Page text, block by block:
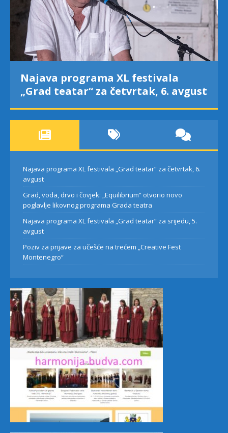
Najava programa XL festivala
„Grad teatar“ za četvrtak, 6. avgust
Najava programa XL festivala „Grad teatar“ za četvrtak, 6.
avgust
Grad, voda, drvo i čovjek: „Equilibrium“ otvorio novo
poglavlje likovnog programa Grada teatra
Najava programa XL festivala „Grad teatar“ za srijedu, 5.
avgust
Poziv za prijave za učešće na trećem „Creative Fest
Montenegro“